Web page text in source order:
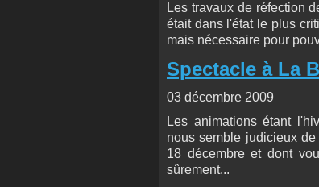
Les travaux de réfection
était dans l'état le plus
mais nécessaire pour
Spectacle à La
03 décembre 2009
Les animations étant
nous semble judicieux
18 décembre et dont
sûrement...